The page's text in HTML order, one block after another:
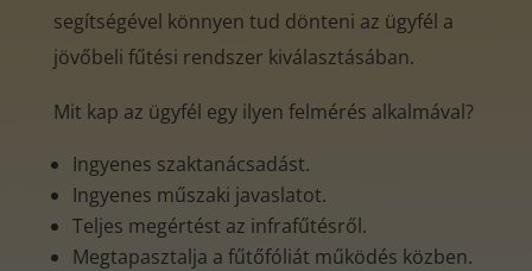
segítségével könnyen tud dönteni az ügyfél a
jövőbeli fűtési rendszer kiválasztásában.
Mit kap az ügyfél egy ilyen felmérés alkalmával?
Ingyenes szaktanácsadást.
Ingyenes műszaki javaslatot.
Teljes megértést az infrafűtésről.
Megtapasztalja a fűtőfóliát működés közben.